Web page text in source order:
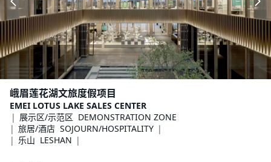
峨眉莲花湖文旅度假项目
EMEI LOTUS LAKE SALES CENTER
展示区/示范区 DEMONSTRATION ZONE
旅居/酒店 SOJOURN/HOSPITALITY
乐山 LESHAN